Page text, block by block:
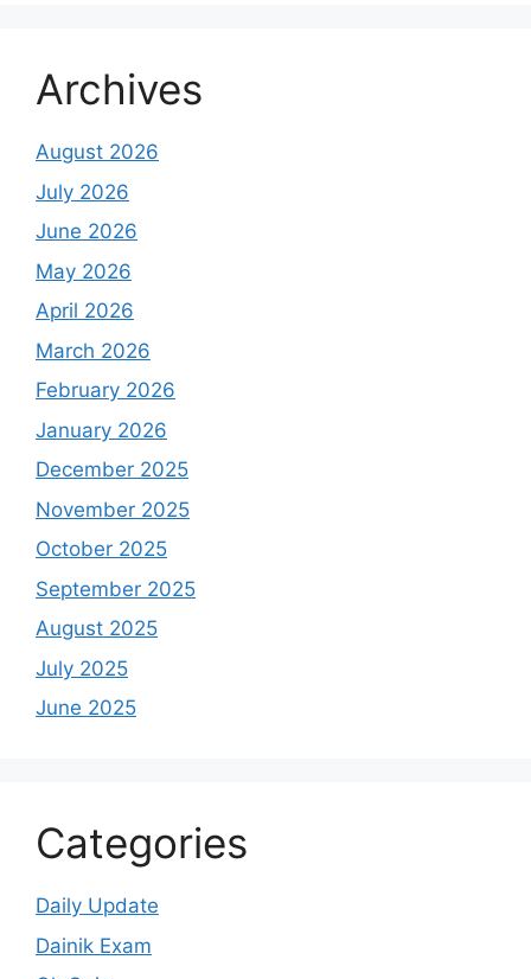
Archives
August 2026
July 2026
June 2026
May 2026
April 2026
March 2026
February 2026
January 2026
December 2025
November 2025
October 2025
September 2025
August 2025
July 2025
June 2025
Categories
Daily Update
Dainik Exam